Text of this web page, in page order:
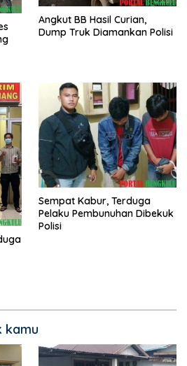
Angkut BB Hasil Curian,
Dump Truk Diamankan Polisi
Sempat Kabur, Terduga
Pelaku Pembunuhan Dibekuk
Polisi
kamu